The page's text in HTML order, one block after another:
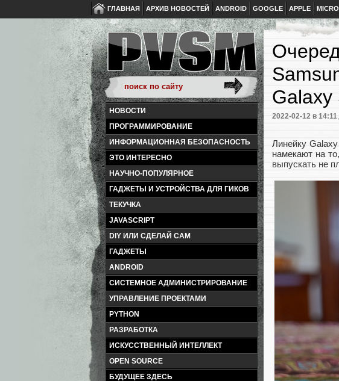
ГЛАВНАЯ АРХИВ НОВОСТЕЙ ANDROID GOOGLE APPLE
НОВОСТИ
ПРОГРАММИРОВАНИЕ
ИНФОРМАЦИОННАЯ БЕЗОПАСНОСТЬ
ЭТО ИНТЕРЕСНО
НАУЧНО-ПОПУЛЯРНОЕ
ГАДЖЕТЫ И УСТРОЙСТВА ДЛЯ ГИКОВ
ТЕКУЧКА
JAVASCRIPT
DIY ИЛИ СДЕЛАЙ САМ
ГАДЖЕТЫ
ANDROID
СИСТЕМНОЕ АДМИНИСТРИРОВАНИЕ
УПРАВЛЕНИЕ ПРОЕКТАМИ
PYTHON
РАЗРАБОТКА
ИСКУССТВЕННЫЙ ИНТЕЛЛЕКТ
OPEN SOURCE
БУДУЩЕЕ ЗДЕСЬ
Galaxy
2022-02-12 в 14:11
Линейку
намекают на
выпускать не